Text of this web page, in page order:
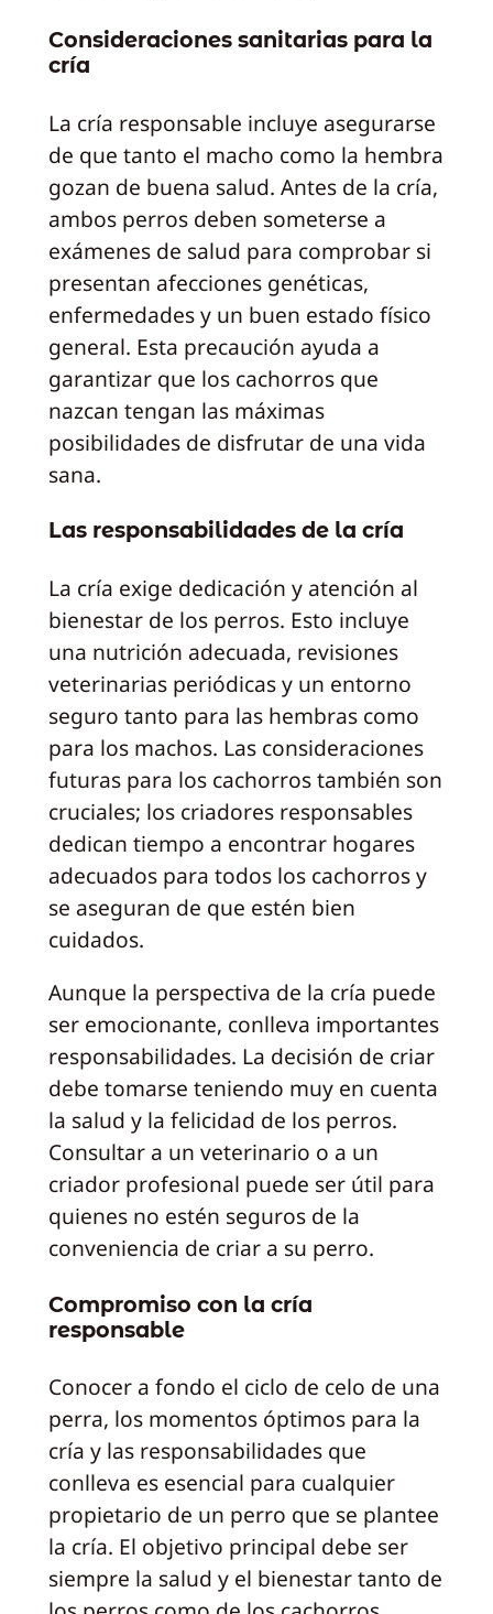
Consideraciones sanitarias para la
cría
La cría responsable incluye asegurarse
de que tanto el macho como la hembra
gozan de buena salud. Antes de la cría,
ambos perros deben someterse a
exámenes de salud para comprobar si
presentan afecciones genéticas,
enfermedades y un buen estado físico
general. Esta precaución ayuda a
garantizar que los cachorros que
nazcan tengan las máximas
posibilidades de disfrutar de una vida
sana.
Las responsabilidades de la cría
La cría exige dedicación y atención al
bienestar de los perros. Esto incluye
una nutrición adecuada, revisiones
veterinarias periódicas y un entorno
seguro tanto para las hembras como
para los machos. Las consideraciones
futuras para los cachorros también son
cruciales; los criadores responsables
dedican tiempo a encontrar hogares
adecuados para todos los cachorros y
se aseguran de que estén bien
cuidados.
Aunque la perspectiva de la cría puede
ser emocionante, conlleva importantes
responsabilidades. La decisión de criar
debe tomarse teniendo muy en cuenta
la salud y la felicidad de los perros.
Consultar a un veterinario o a un
criador profesional puede ser útil para
quienes no estén seguros de la
conveniencia de criar a su perro.
Compromiso con la cría
responsable
Conocer a fondo el ciclo de celo de una
perra, los momentos óptimos para la
cría y las responsabilidades que
conlleva es esencial para cualquier
propietario de un perro que se plantee
la cría. El objetivo principal debe ser
siempre la salud y el bienestar tanto de